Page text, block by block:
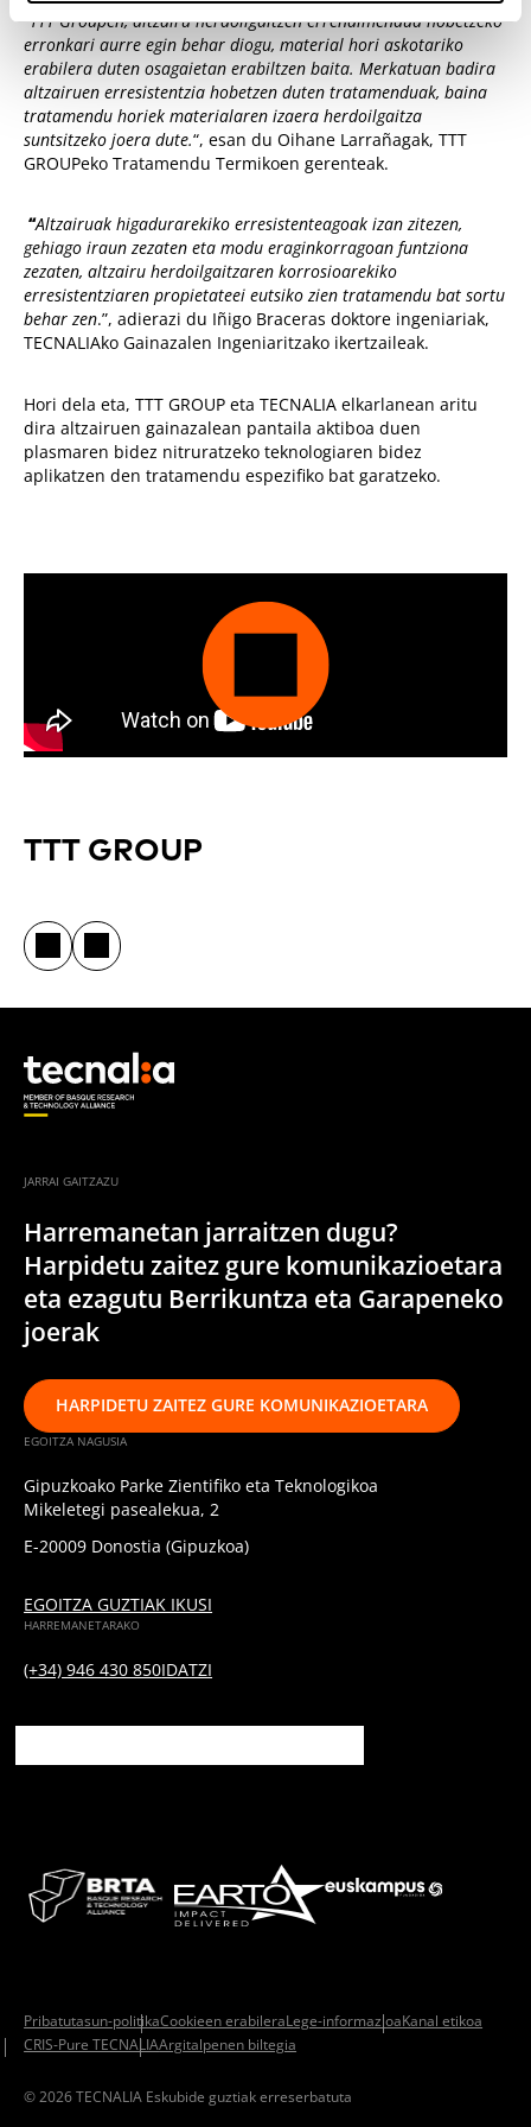
“TTT Groupen, altzairu herdoilgaitzen errendimendua hobetzeko
erronkari aurre egin behar diogu, material hori askotariko
erabilera duten osagaietan erabiltzen baita. Merkatuan badira
altzairuen erresistentzia hobetzen duten tratamenduak, baina
tratamendu horiek materialaren izaera herdoilgaitza
suntsitzeko joera dute.“, esan du Oihane Larrañagak, TTT
GROUPeko Tratamendu Termikoen gerenteak.
“Altzairuak higadurarekiko erresistenteagoak izan zitezen,
gehiago iraun zezaten eta modu eraginkorragoan funtziona
zezaten, altzairu herdoilgaitzaren korrosioarekiko
erresistentziaren propietateei eutsiko zien tratamendu bat sortu
behar zen.”, adierazi du Iñigo Braceras doktore ingeniariak,
TECNALIAko Gainazalen Ingeniaritzako ikertzaileak.
Hori dela eta, TTT GROUP eta TECNALIA elkarlanean aritu
dira altzairuen gainazalean pantaila aktiboa duen
plasmaren bidez nitruratzeko teknologiaren bidez
aplikatzen den tratamendu espezifiko bat garatzeko.
TTT GROUP
JARRAI GAITZAZU
Harremanetan jarraitzen dugu?
Harpidetu zaitez gure komunikazioetara
eta ezagutu Berrikuntza eta Garapeneko
joerak
HARPIDETU ZAITEZ GURE KOMUNIKAZIOETARA
EGOITZA NAGUSIA
Gipuzkoako Parke Zientifiko eta Teknologikoa
Mikeletegi pasealekua, 2
E-20009 Donostia (Gipuzkoa)
EGOITZA GUZTIAK IKUSI
HARREMANETARAKO
(+34) 946 430 850IDATZI
© 2026 TECNALIA Eskubide guztiak erreserbatuta
Pribatutasun-politikaCookieen erabileraLege-informazioaKanal etikoa
CRIS-Pure TECNALIAArgitalpenen biltegia